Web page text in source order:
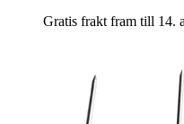
Gratis frakt fram till 14.